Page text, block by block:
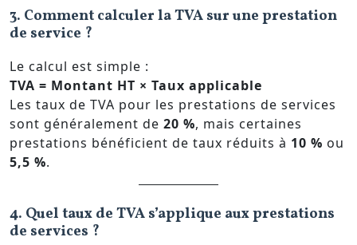
3. Comment calculer la TVA sur une prestation
de service ?
Le calcul est simple :
TVA = Montant HT × Taux applicable
Les taux de TVA pour les prestations de services
sont généralement de 20 %, mais certaines
prestations bénéficient de taux réduits à 10 % ou
5,5 %.
4. Quel taux de TVA s’applique aux prestations
de services ?